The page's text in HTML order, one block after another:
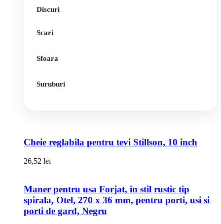
Discuri
Scari
Sfoara
Suruburi
Cheie reglabila pentru tevi Stillson, 10 inch
26,52 lei
Maner pentru usa Forjat, in stil rustic tip
spirala, Otel, 270 x 36 mm, pentru porti, usi si
porti de gard, Negru